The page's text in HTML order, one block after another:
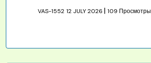
VAS-1552 12 JULY 2026 | 109 Просмотры